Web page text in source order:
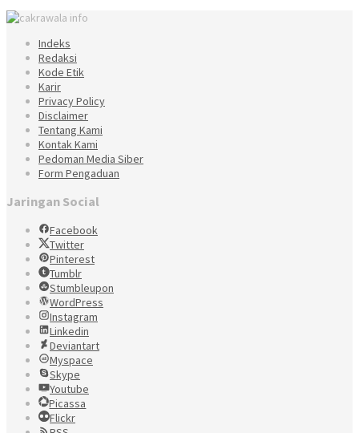
Indeks
Redaksi
Kode Etik
Karir
Privacy Policy
Disclaimer
Tentang Kami
Kontak Kami
Pedoman Media Siber
Form Pengaduan
Jaringan Social
Facebook
Twitter
Pinterest
Tumblr
Stumbleupon
WordPress
Instagram
Linkedin
Deviantart
Myspace
Skype
Youtube
Picassa
Flickr